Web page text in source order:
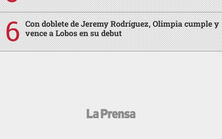
Con doblete de Jeremy Rodríguez, Olimpia cumple y
vence a Lobos en su debut